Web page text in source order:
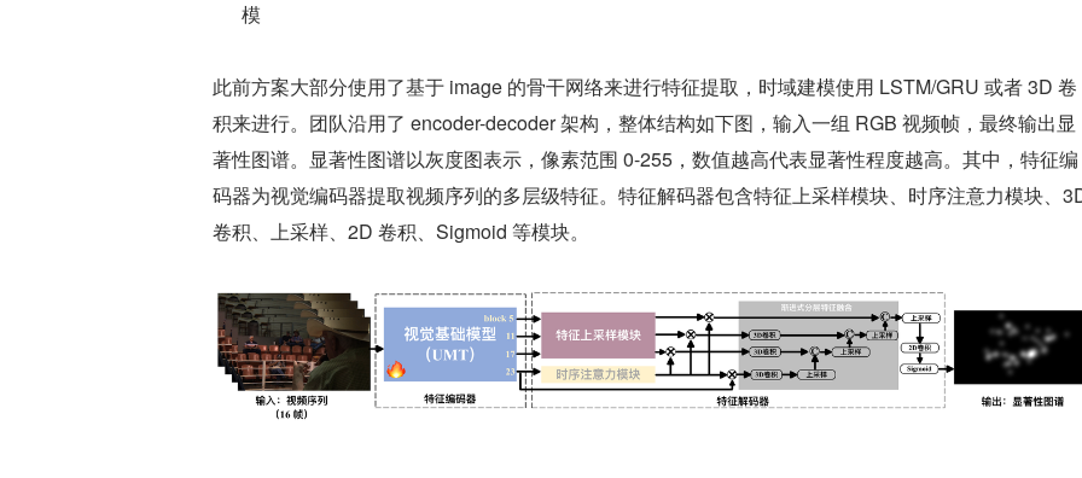
模
此前方案大部分使用了基于 image 的骨干网络来进行特征提取，时域建模使用 LSTM/GRU 或者 3D 卷
积来进行。团队沿用了 encoder-decoder 架构，整体结构如下图，输入一组 RGB 视频帧，最终输出显
著性图谱。显著性图谱以灰度图表示，像素范围 0-255，数值越高代表显著性程度越高。其中，特征编
码器为视觉编码器提取视频序列的多层级特征。特征解码器包含特征上采样模块、时序注意力模块、
卷积、上采样、2D 卷积、Sigmoid 等模块。